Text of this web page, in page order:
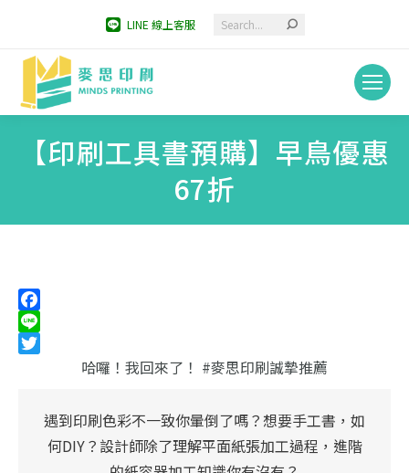
LINE 線上客服 Search:
【印刷工具書預購】早鳥優惠
67折
Facebook
Line
哈囉！我回來了！ #麥思印刷誠摯推薦
遇到印刷色彩不一致你暈倒了嗎？想要手工書，如
何DIY？設計師除了理解平面紙張加工過程，進階